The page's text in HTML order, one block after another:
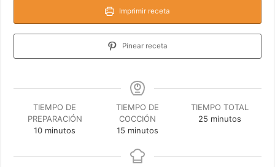
Imprimir receta
Pinear receta
TIEMPO DE
PREPARACIÓN
10minutos
minutos
TIEMPO DE
COCCIÓN
15minutos
minutos
TIEMPO TOTAL
25 minutos
minutos